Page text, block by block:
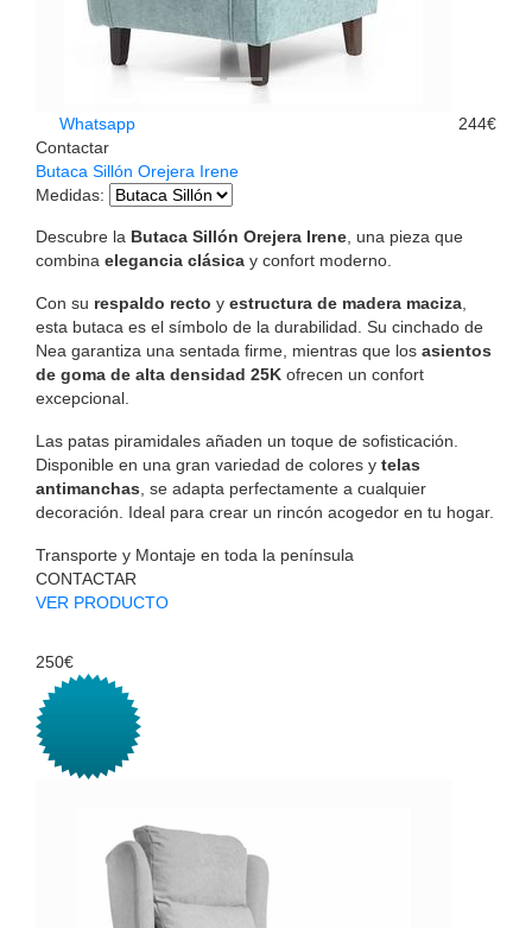
Whatsapp
Contactar
244€
Butaca Sillón Orejera Irene
Medidas:
Descubre la Butaca Sillón Orejera Irene , una pieza que
combina elegancia clásica y confort moderno.
Con su respaldo recto y estructura de madera maciza
esta butaca es el símbolo de la durabilidad. Su cinchado de
Nea garantiza una sentada firme, mientras que los asientos
de goma de alta densidad 25K ofrecen un confort
excepcional.
Las patas piramidales añaden un toque de sofisticación.
Disponible en una gran variedad de colores y telas
antimanchas , se adapta perfectamente a cualquier
decoración. Ideal para crear un rincón acogedor en tu hogar.
Transporte y Montaje en toda la península
CONTACTAR
VER PRODUCTO
250€